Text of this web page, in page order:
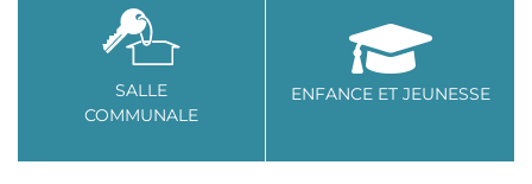
SALLE
COMMUNALE
ENFANCE ET JEUNESSE